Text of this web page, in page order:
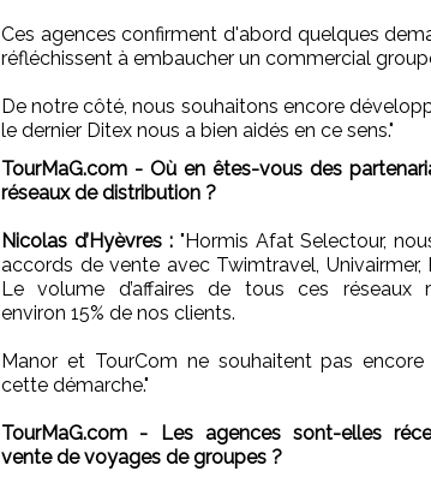
Ces agences confirment d'abord quelques
réfléchissent à embaucher un commercial
De notre côté, nous souhaitons encore
le dernier Ditex nous a bien aidés en ce sens."
TourMaG.com - Où en êtes-vous des
réseaux de distribution ?
Nicolas d’Hyèvres :"Hormis Afat Selectour,
accords de vente avec Twimtravel, Univairmer,
Le volume d’affaires de tous ces réseaux
environ 15% de nos clients.
Manor et TourCom ne souhaitent pas encore
cette démarche."
TourMaG.com - Les agences sont-elles
vente de voyages de groupes ?